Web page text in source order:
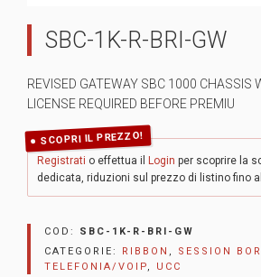
SBC-1K-R-BRI-GW
REVISED GATEWAY SBC 1000 CHASSIS
LICENSE REQUIRED BEFORE PREMIU
SCOPRI IL PREZZO!
Registrati o effettua il Login per scoprire la
dedicata, riduzioni sul prezzo di listino fino
COD: SBC-1K-R-BRI-GW
CATEGORIE: RIBBON , SESSION
TELEFONIA/VOIP, UCC